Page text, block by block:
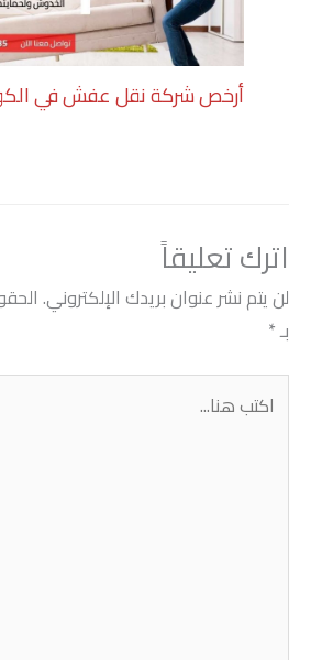
أرخص شركة نقل عفش في
اترك تعليقاً
لن يتم نشر عنوان بريدك الإلكتروني.
بـ*
اكتب
هنا...